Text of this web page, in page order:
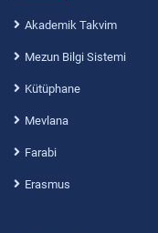
Akademik Takvim
Mezun Bilgi Sistemi
Kütüphane
Mevlana
Farabi
Erasmus